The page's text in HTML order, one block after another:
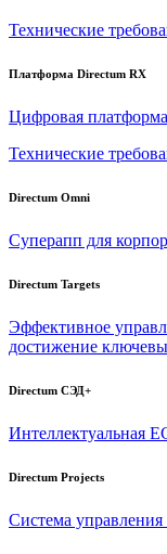
Технические
Платформа Directum RX
Цифровая
Технические
Directum Omni
Суперапп для
Directum Targets
Эффективное
достижение
Directum СЭД+
Интеллектуальная
Directum Projects
Система управления